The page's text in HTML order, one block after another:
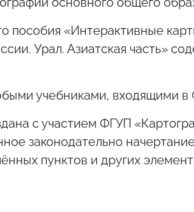
пособия «Интерактивные
Урал. Азиатская часть»
учебниками, входящими в
с участием ФГУП
законодательно
пунктов и других